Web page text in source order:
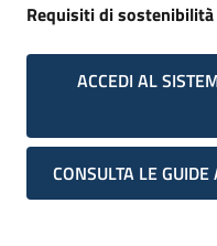
Requisiti di sostenibilità
ACCEDI AL
CONSULTA LE GUIDE